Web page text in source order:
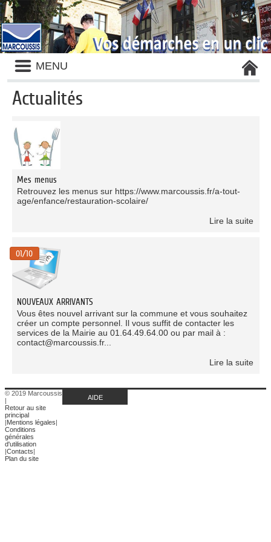
Liste
des
avertissements
MENU
Actualités
catégories
d'actualité
Mes menus
Retrouvez les menus sur https://www.marcoussis.fr/a-tout-
age/enfance/restauration-scolaire/
Lire la suite
01/10
NOUVEAUX ARRIVANTS
Vous êtes nouvel arrivant sur la commune et vous souhaitez
créer un compte personnel. Il vous suffit de contacter les
services de la Mairie au 01.64.49.64.00 ou par mail à :
contact@marcoussis.fr...
Lire la suite
© 2019 Marcoussis
|
Retour au site
principal
|Mentions légales|
Conditions
générales
d'utilisation
|Contacts|
Plan du site
AIDE